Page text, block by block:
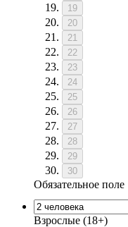
19
20
21
22
23
24
25
26
27
28
29
30
Обязательное поле
Взрослые (18+)